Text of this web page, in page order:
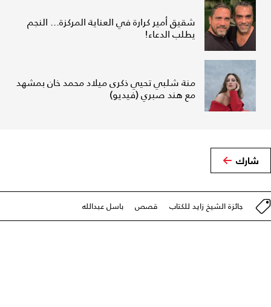
شقيق أمير كرارة في العناية المركزة... النجم
يطلب الدعاء!
منة شلبي تحيي ذكرى ميلاد محمد خان بمشهد
مع هند صبري (فيديو)
شارك
جائزة الشيخ زايد للكتاب قصص باسل عبدالله